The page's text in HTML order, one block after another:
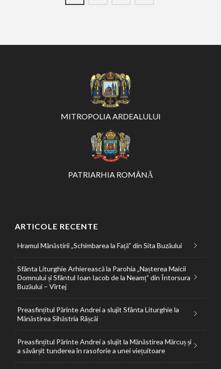
MITROPOLIA ARDEALULUI
PATRIARHIA ROMÂNĂ
ARTICOLE RECENTE
Hramul Mănăstirii „Schimbarea la Față” din Sita Buzăului
Sfânta Liturghie Arhierească la Parohia „Nașterea Maicii
Domnului și Sfântul Ioan Iacob de la Neamț” din Întorsura
Buzăului – Vîrtej
Preasfințitul Părinte Andrei a slujit Sfânta Liturghie la
Mănăstirea Sihăstria Râșcăi
Preasfințitul Părinte Andrei a slujit la Mănăstirea Mărcuș și
a săvârșit tunderea în rasoforie a unei viețuitoare